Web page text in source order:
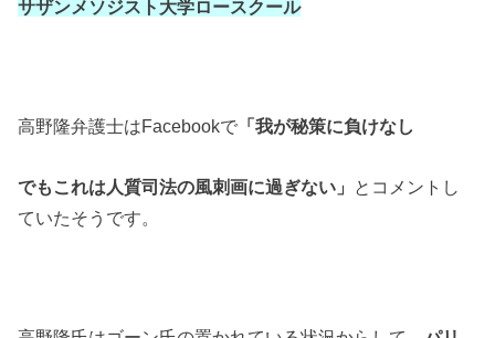
サザンメソジスト大学ロースクール
高野隆弁護士はFacebookで 「我が秘策に負けなし
でもこれは人質司法の風刺画に過ぎない」
とコメントし
ていたそうです。